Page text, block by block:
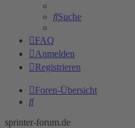
Suche
FAQ
Anmelden
Registrieren
Foren-Übersicht
Suche
sprinter-forum.de